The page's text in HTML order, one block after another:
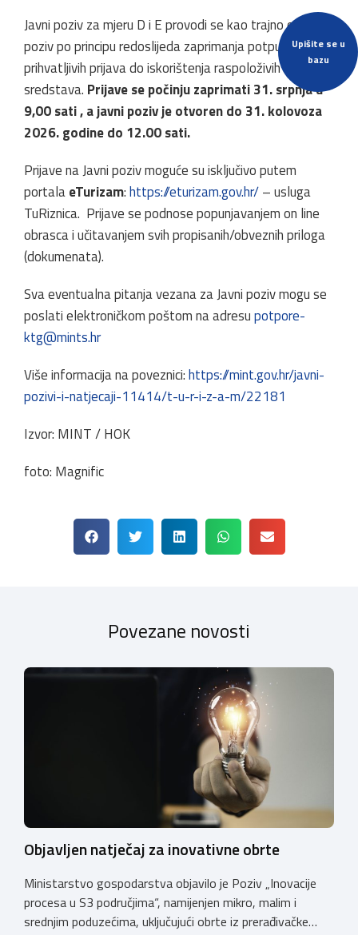
Upišite se u
bazu
Javni poziv za mjeru D i E provodi se kao trajno otvoreni
poziv po principu redoslijeda zaprimanja potpunih i
prihvatljivih prijava do iskorištenja raspoloživih
sredstava. Prijave se počinju zaprimati 31. srpnja u
9,00 sati , a javni poziv je otvoren do 31. kolovoza
2026. godine do 12.00 sati.
Prijave na Javni poziv moguće su isključivo putem
portalaeTurizam:https://eturizam.gov.hr/– usluga
TuRiznica. Prijave se podnose popunjavanjem on line
obrasca i učitavanjem svih propisanih/obveznih priloga
(dokumenata).
Sva eventualna pitanja vezana za Javni poziv mogu se
poslati elektroničkom poštom na adresupotpore-
ktg@mints.hr
Više informacija na poveznici:https://mint.gov.hr/javni-
pozivi-i-natjecaji-11414/t-u-r-i-z-a-m/22181
Izvor: MINT / HOK
foto: Magnific
Povezane novosti
Objavljen natječaj za inovativne obrte
Ministarstvo gospodarstva objavilo je Poziv „Inovacije
procesa u S3 područjima“, namijenjen mikro, malim i
srednjim poduzećima, uključujući obrte iz prerađivačke